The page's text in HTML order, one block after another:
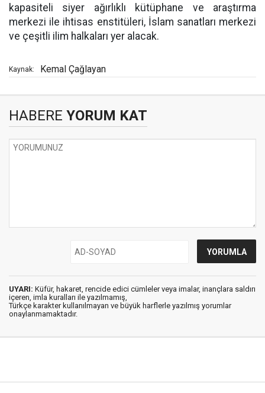
kapasiteli siyer ağırlıklı kütüphane ve araştırma
merkezi ile ihtisas enstitüleri, İslam sanatları merkezi
ve çeşitli ilim halkaları yer alacak.
Kaynak: Kemal Çağlayan
HABERE YORUM KAT
UYARI: Küfür, hakaret, rencide edici cümleler veya imalar, inançlara saldırı
içeren, imla kuralları ile yazılmamış,
Türkçe karakter kullanılmayan ve büyük harflerle yazılmış yorumlar
onaylanmamaktadır.